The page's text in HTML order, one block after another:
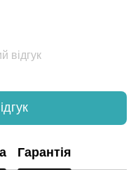
відгук
Гарантія